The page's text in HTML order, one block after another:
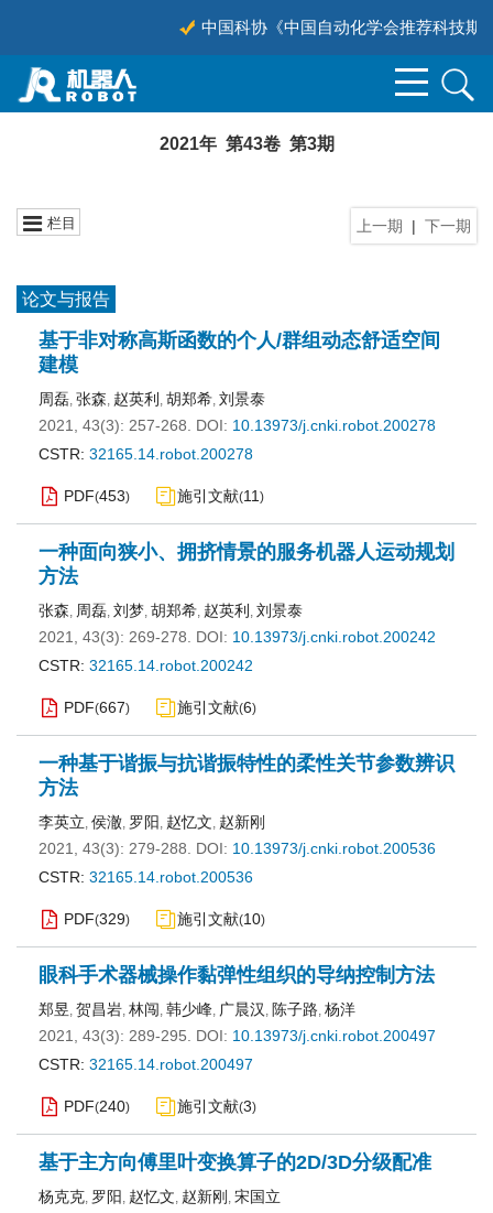
中国科协《中国自动化学会推荐科技期
2021年 第43卷 第3期
上一期 | 下一期
栏目
论文与报告
基于非对称高斯函数的个人/群组动态舒适空间
建模
周磊, 张森, 赵英利 , 胡郑希, 刘景泰
2021, 43(3): 257-268.
DOI: 10.13973/j.cnki.robot.200278
CSTR: 32165.14.robot.200278
PDF(453) 施引文献(11 )
一种面向狭小、拥挤情景的服务机器人运动规划
方法
张森, 周磊, 刘梦, 胡郑希, 赵英利 , 刘景泰
2021, 43(3): 269-278.
DOI: 10.13973/j.cnki.robot.200242
CSTR: 32165.14.robot.200242
PDF(667) 施引文献(6)
一种基于谐振与抗谐振特性的柔性关节参数辨识
方法
李英立, 侯澈, 罗阳, 赵忆文, 赵新刚
2021, 43(3): 279-288.
DOI: 10.13973/j.cnki.robot.200536
CSTR: 32165.14.robot.200536
PDF(329) 施引文献(10)
眼科手术器械操作黏弹性组织的导纳控制方法
郑昱, 贺昌岩, 林闯, 韩少峰, 广晨汉 , 陈子路, 杨洋
2021, 43(3): 289-295.
DOI: 10.13973/j.cnki.robot.200497
CSTR: 32165.14.robot.200497
PDF(240) 施引文献(3)
基于主方向傅里叶变换算子的2D/3D分级配准
杨克克, 罗阳, 赵忆文, 赵新刚 , 宋国立